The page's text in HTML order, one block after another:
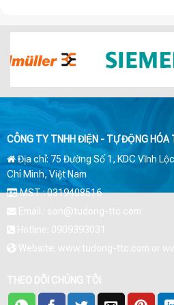
CÔNG TY TNHH ĐIỆN - TỰ ĐỘNG HÓA
Địa chỉ: 75 Đường Số 1, KDC Vĩnh
Chí Minh, Việt Nam
MST : 0319408516
Email : son@tudong-ttc.com
Hotline: 0909393031
Website: www.tudong-ttc.com or
THEO DÕI CHÚNG TÔI